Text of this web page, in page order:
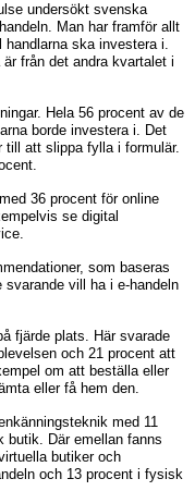
undersökt svenska
Man har framför allt
ska investera i.
från det andra kvartalet i
Hela 56 procent av de
borde investera i. Det
till att slippa fylla i formulär.
36 procent för online
se digital
som baseras
svarande vill ha i e-handeln
fjärde plats. Här svarade
och 21 procent att
om att beställa eller
eller få hem den.
med 11
butik. Där emellan fanns
butiker och
och 13 procent i fysisk